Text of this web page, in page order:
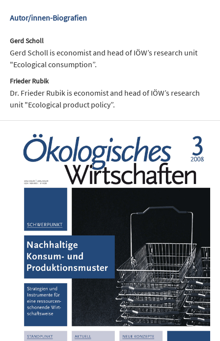
Autor/innen-Biografien
Gerd Scholl
Gerd Scholl is economist and head of IÖW’s research unit
"Ecological consumption”.
Frieder Rubik
Dr. Frieder Rubik is economist and head of IÖW’s research
unit "Ecological product policy”.